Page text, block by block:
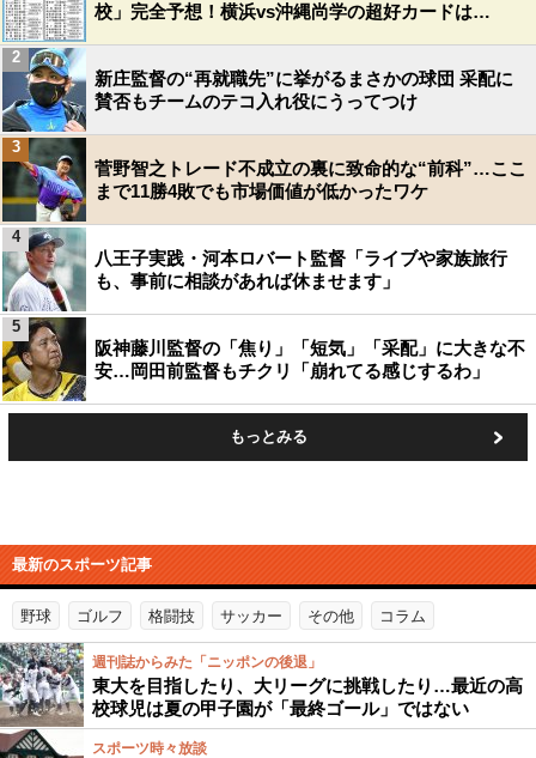
校」完全予想！横浜vs沖縄尚学の超好カードは…
新庄監督の“再就職先”に挙がるまさかの球団 采配に
賛否もチームのテコ入れ役にうってつけ
2
菅野智之トレード不成立の裏に致命的な“前科”…ここ
まで11勝4敗でも市場価値が低かったワケ
3
八王子実践・河本ロバート監督「ライブや家族旅行
も、事前に相談があれば休ませます」
4
阪神藤川監督の「焦り」「短気」「采配」に大きな不
安…岡田前監督もチクリ「崩れてる感じするわ」
5
もっとみる
最新のスポーツ記事
野球 ゴルフ 格闘技 サッカー その他 コラム
週刊誌からみた「ニッポンの後退」
東大を目指したり、大リーグに挑戦したり…最近の高
校球児は夏の甲子園が「最終ゴール」ではない
スポーツ時々放談